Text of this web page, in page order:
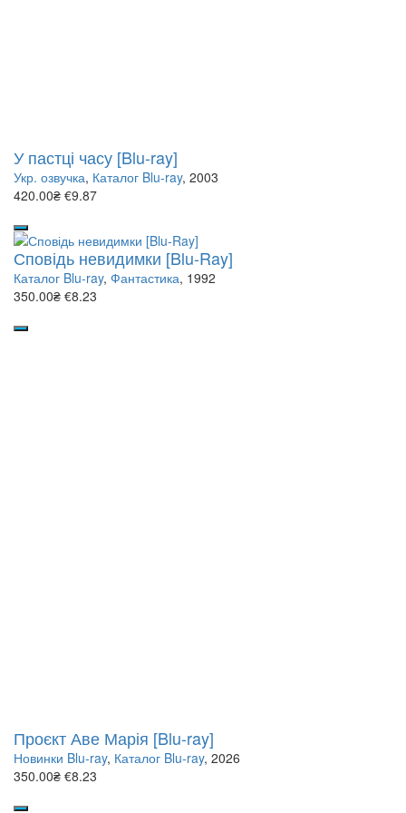
У пастці часу [Blu-ray]
Укр. озвучка, Каталог Blu-ray, 2003
420.00₴ €9.87
Сповідь невидимки [Blu-Ray]
Каталог Blu-ray, Фантастика, 1992
350.00₴ €8.23
Проєкт Аве Марія [Blu-ray]
Новинки Blu-ray, Каталог Blu-ray, 2026
350.00₴ €8.23